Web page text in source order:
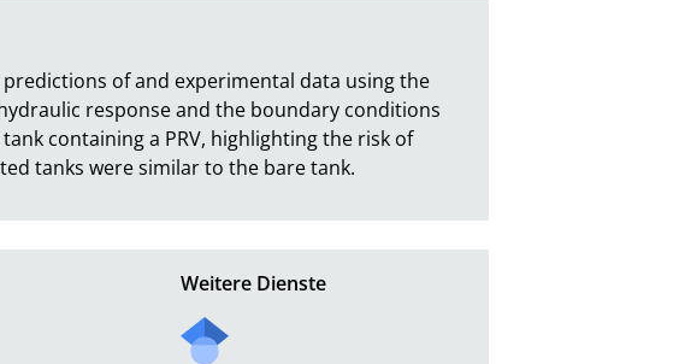
of and experimental data using the
response and the boundary conditions
containing a PRV, highlighting the risk of
tanks were similar to the bare tank.
Weitere Dienste